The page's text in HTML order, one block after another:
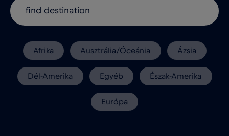
Afrika Ausztrália/Óceánia Ázsia
Dél-Amerika Egyéb Észak-Amerika
Európa